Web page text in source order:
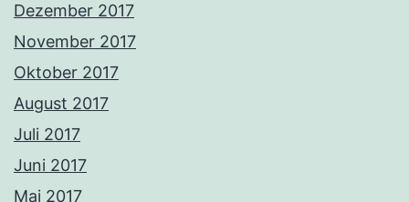
Dezember 2017
November 2017
Oktober 2017
August 2017
Juli 2017
Juni 2017
Mai 2017